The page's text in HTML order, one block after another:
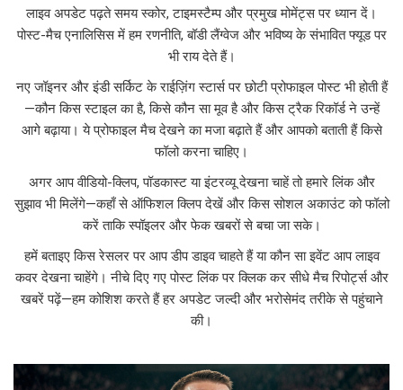
लाइव अपडेट पढ़ते समय स्कोर, टाइमस्टैम्प और प्रमुख मोमेंट्स पर ध्यान दें।
पोस्ट-मैच एनालिसिस में हम रणनीति, बॉडी लैंग्वेज और भविष्य के संभावित फ्यूड पर
भी राय देते हैं।
नए जॉइनर और इंडी सर्किट के राईज़िंग स्टार्स पर छोटी प्रोफाइल पोस्ट भी होती हैं
—कौन किस स्टाइल का है, किसे कौन सा मूव है और किस ट्रैक रिकॉर्ड ने उन्हें
आगे बढ़ाया। ये प्रोफाइल मैच देखने का मजा बढ़ाते हैं और आपको बताती हैं किसे
फॉलो करना चाहिए।
अगर आप वीडियो-क्लिप, पॉडकास्ट या इंटरव्यू देखना चाहें तो हमारे लिंक और
सुझाव भी मिलेंगे—कहाँ से ऑफिशल क्लिप देखें और किस सोशल अकाउंट को फॉलो
करें ताकि स्पॉइलर और फेक खबरों से बचा जा सके।
हमें बताइए किस रेसलर पर आप डीप डाइव चाहते हैं या कौन सा इवेंट आप लाइव
कवर देखना चाहेंगे। नीचे दिए गए पोस्ट लिंक पर क्लिक कर सीधे मैच रिपोर्ट्स और
खबरें पढ़ें—हम कोशिश करते हैं हर अपडेट जल्दी और भरोसेमंद तरीके से पहुंचाने
की।